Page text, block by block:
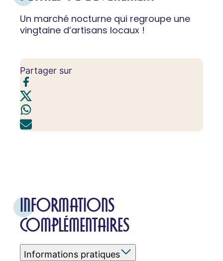
Un marché nocturne qui regroupe une
vingtaine d’artisans locaux !
Partager sur
INFORMATIONS
COMPLÉMENTAIRES
Informations pratiques